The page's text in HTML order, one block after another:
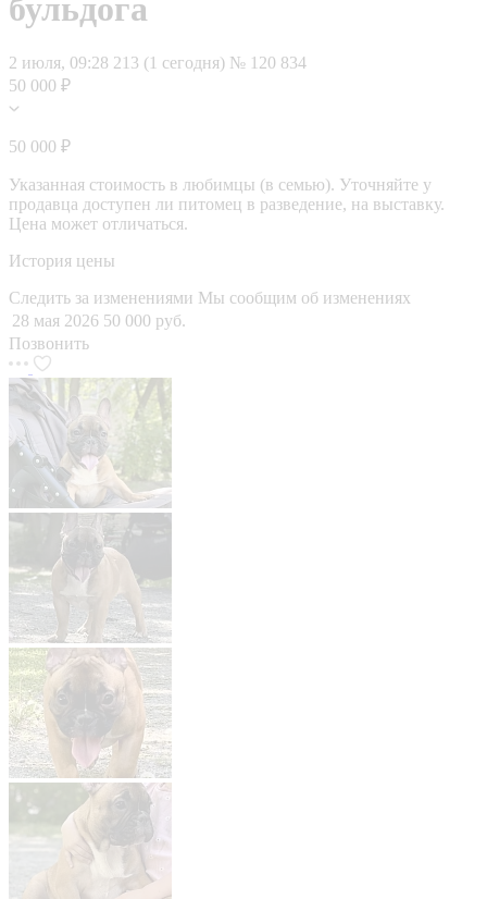
бульдога
2 июля, 09:28 213 (1 сегодня) № 120 834
50 000 ₽
50 000 ₽
Указанная стоимость в любимцы (в семью). Уточняйте у
продавца доступен ли питомец в разведение, на выставку.
Цена может отличаться.
История цены
Следить за изменениями Мы сообщим об изменениях
28 мая 2026 50 000 руб.
Позвонить